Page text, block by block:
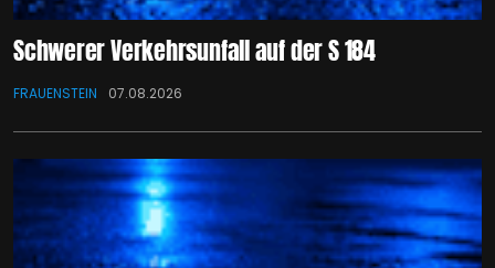
Schwerer Verkehrsunfall auf der S 184
FRAUENSTEIN 07.08.2026